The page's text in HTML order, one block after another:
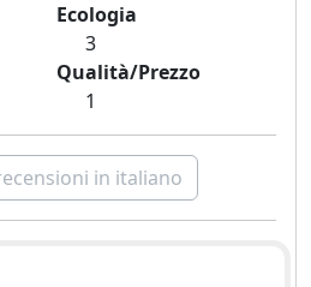
Ecologia
3
Qualità/Prezzo
1
in italiano